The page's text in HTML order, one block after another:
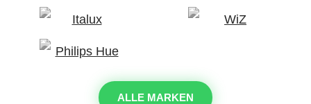
ALLE MARKEN